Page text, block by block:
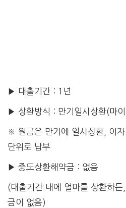
▶ 대출기간 : 1년
▶ 상환방식 : 만기일시상환(마
※ 원금은 만기에 일시상환, 이
단위로 납부
▶ 중도상환해약금 : 없음
(대출기간 내에 얼마를 상환하
금이 없음)